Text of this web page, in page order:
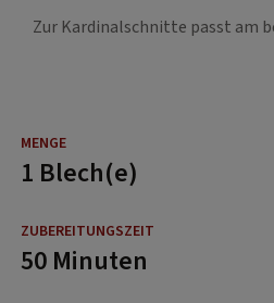
Zur Kardinalschnitte passt am
1 Blech(e)
50 Minuten